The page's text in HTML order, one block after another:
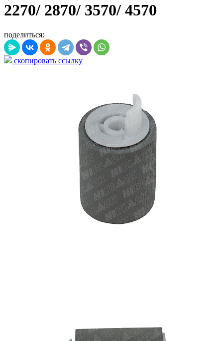
2270/ 2870/ 3570/ 4570
поделиться:
скопировать ссылку